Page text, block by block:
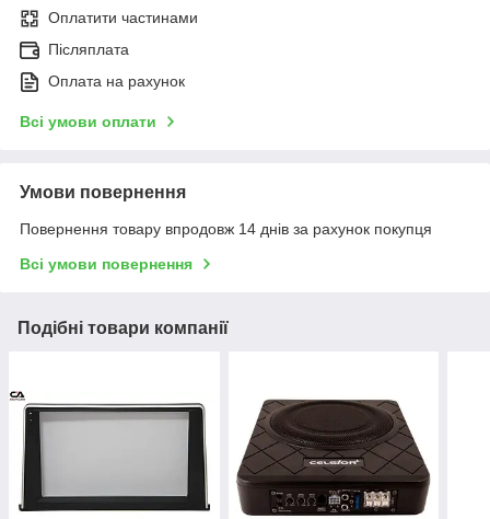
Оплатити частинами
Післяплата
Оплата на рахунок
Всі умови оплати
Умови повернення
Повернення товару впродовж 14 днів за рахунок покупця
Всі умови повернення
Подібні товари компанії